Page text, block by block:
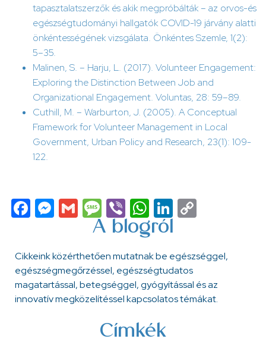
tapasztalatszerzők és akik megpróbálták – az orvos-és
egészségtudományi hallgatók COVID-19 járvány alatti
önkéntességének vizsgálata. Önkéntes Szemle, 1(2):
5–35.
Malinen, S. – Harju, L. (2017). Volunteer Engagement:
Exploring the Distinction Between Job and
Organizational Engagement. Voluntas, 28: 59–89.
Cuthill, M. – Warburton, J. (2005). A Conceptual
Framework for Volunteer Management in Local
Government, Urban Policy and Research, 23(1): 109-
122.
Facebook
Messenger
GmailMessage
ViberWhatsApp
LinkedIn
A blogról
Cikkeink közérthetően mutatnak be egészséggel,
egészségmegőrzéssel, egészségtudatos
magatartással, betegséggel, gyógyítással és az
innovatív megközelítéssel kapcsolatos témákat.
Címkék